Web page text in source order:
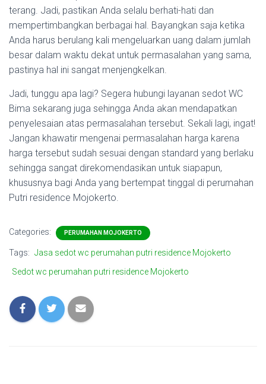
terang. Jadi, pastikan Anda selalu berhati-hati dan
mempertimbangkan berbagai hal. Bayangkan saja ketika
Anda harus berulang kali mengeluarkan uang dalam jumlah
besar dalam waktu dekat untuk permasalahan yang sama,
pastinya hal ini sangat menjengkelkan.
Jadi, tunggu apa lagi? Segera hubungi layanan sedot WC
Bima sekarang juga sehingga Anda akan mendapatkan
penyelesaian atas permasalahan tersebut. Sekali lagi, ingat!
Jangan khawatir mengenai permasalahan harga karena
harga tersebut sudah sesuai dengan standard yang berlaku
sehingga sangat direkomendasikan untuk siapapun,
khususnya bagi Anda yang bertempat tinggal di perumahan
Putri residence Mojokerto.
Categories: PERUMAHAN MOJOKERTO
Tags: Jasa sedot wc perumahan putri residence Mojokerto
Sedot wc perumahan putri residence Mojokerto